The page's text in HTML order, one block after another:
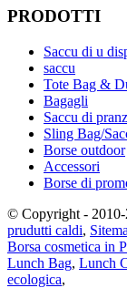
PRODOTTI
Saccu di u
saccu
Tote Bag &
Bagagli
Saccu di
Sling Bag/
Borse outdoor
Accessori
Borse di
© Copyright -
prudutti caldi,
Borsa cosmetica in
Lunch Bag, Lunch
ecologica,